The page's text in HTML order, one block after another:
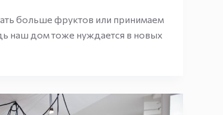
больше фруктов или принимаем
наш дом тоже нуждается в новых